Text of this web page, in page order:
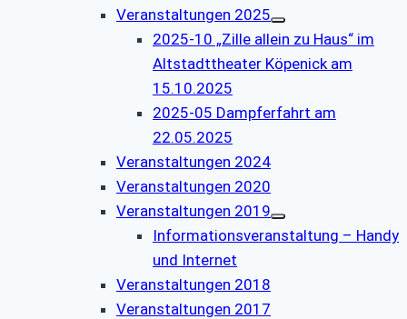
Veranstaltungen 2025
2025-10 „Zille allein zu Haus“ im
Altstadttheater Köpenick am
15.10.2025
2025-05 Dampferfahrt am
22.05.2025
Veranstaltungen 2024
Veranstaltungen 2020
Veranstaltungen 2019
Informationsveranstaltung – Handy
und Internet
Veranstaltungen 2018
Veranstaltungen 2017